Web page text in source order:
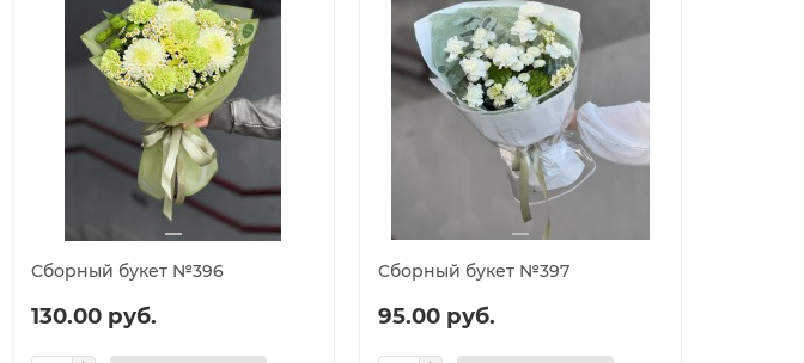
Cборный букет №396
130.00 руб.
Cборный букет №397
95.00 руб.